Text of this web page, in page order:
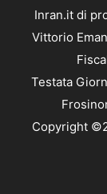
Inran.it di
Vittorio
Testata
Copyright